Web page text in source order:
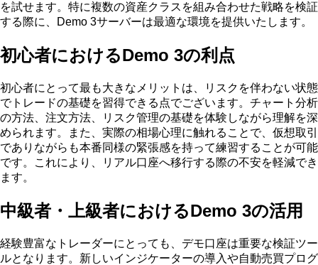
を試せます。特に複数の資産クラスを組み合わせた戦略を検証
する際に、Demo 3サーバーは最適な環境を提供いたします。
初心者におけるDemo 3の利点
初心者にとって最も大きなメリットは、リスクを伴わない状態
でトレードの基礎を習得できる点でございます。チャート分析
の方法、注文方法、リスク管理の基礎を体験しながら理解を深
められます。また、実際の相場心理に触れることで、仮想取引
でありながらも本番同様の緊張感を持って練習することが可能
です。これにより、リアル口座へ移行する際の不安を軽減でき
ます。
中級者・上級者におけるDemo 3の活用
経験豊富なトレーダーにとっても、デモ口座は重要な検証ツー
ルとなります。新しいインジケーターの導入や自動売買プログ